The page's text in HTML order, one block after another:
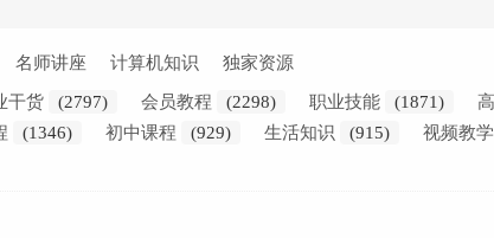
名师讲座 计算机知识
独家资源
干货 (2797) 会员教程 (2298) 职业技能 (1871)
(1346) 初中课程 (929) 生活知识 (915) 视频教学